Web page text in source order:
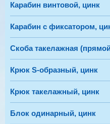
Карабин винтовой, цинк
Карабин с фиксатором,
Скоба такелажная
Крюк S-образный, цинк
Крюк такелажный, цинк
Блок одинарный, цинк
-
3